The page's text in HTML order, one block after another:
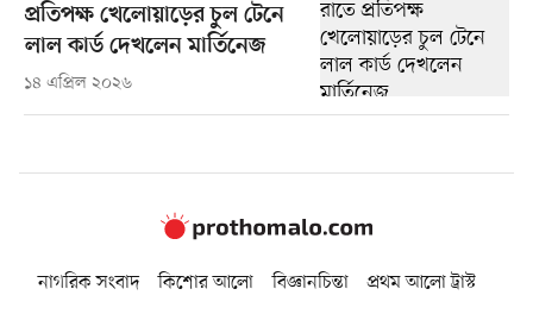
প্রতিপক্ষ খেলোয়াড়ের চুল টেনে
লাল কার্ড দেখলেন মার্তিনেজ
১৪ এপ্রিল ২০২৬
নাগরিক সংবাদ কিশোর আলো বিজ্ঞানচিন্তা
প্রথম আলো ট্রাস্ট